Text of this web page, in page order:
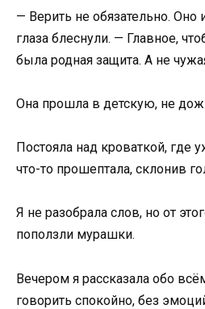
— Верить не обязательно. Оно
глаза блеснули. — Главное,
была родная защита. А не
Она прошла в детскую, не
Постояла над кроваткой, где
что-то прошептала, склонив
Я не разобрала слов, но от
поползли мурашки.
Вечером я рассказала обо
говорить спокойно, без